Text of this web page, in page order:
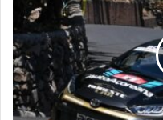
cada
vez
mais
confiantes
e
competitivos",
Rúben